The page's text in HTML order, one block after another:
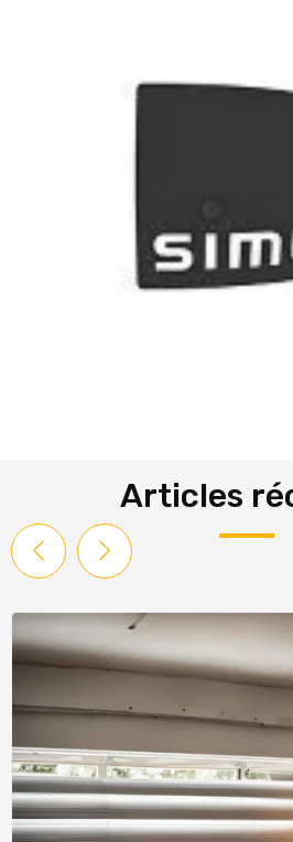
Articles